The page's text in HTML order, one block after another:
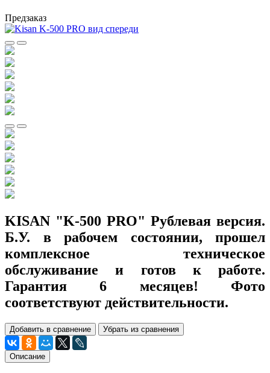
Предзаказ
KISAN "K-500 PRO" Рублевая версия.
Б.У. в рабочем состоянии, прошел
комплексное техническое
обслуживание и готов к работе.
Гарантия 6 месяцев! Фото
соответствуют действительности.
Добавить в сравнение Убрать из сравнения
Описание